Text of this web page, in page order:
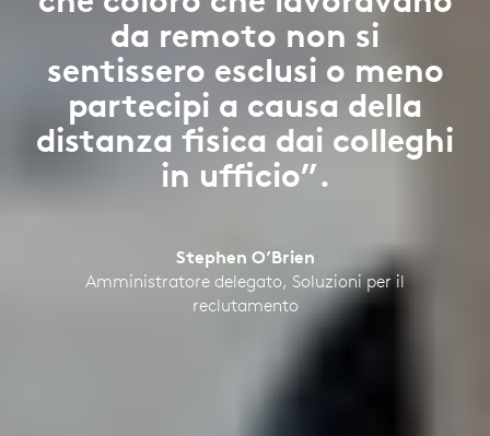
da remoto non si
sentissero esclusi o meno
partecipi a causa della
distanza fisica dai colleghi
in ufficio”.
Stephen O’Brien
Amministratore delegato, Soluzioni per il
reclutamento